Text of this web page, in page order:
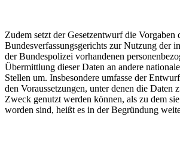
Zudem setzt der Gesetzentwurf die Vorgaben
Bundesverfassungsgerichts zur Nutzung der
der Bundespolizei vorhandenen
Übermittlung dieser Daten an andere
Stellen um. Insbesondere umfasse der
den Voraussetzungen, unter denen die Daten
Zweck genutzt werden können, als zu dem
worden sind, heißt es in der Begründung